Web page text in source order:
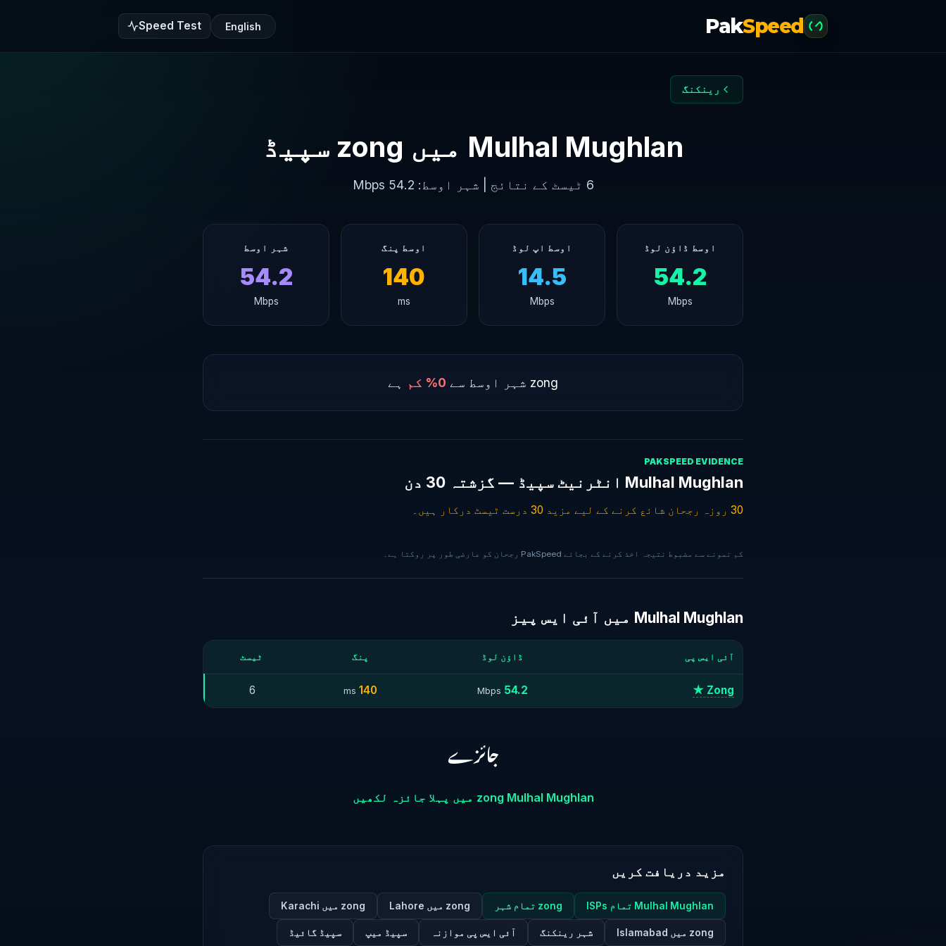
PakSpeed
Speed Test English
رینکنگ
Mulhal Mughlan میں zong سپیڈ
6 ٹیسٹ کے نتائج | شہر اوسط: 54.2 Mbps
اوسط ڈاؤن لوڈ
54.2
Mbps
اوسط اپ لوڈ
14.5
Mbps
اوسط پنگ
140
ms
شہر اوسط
54.2
Mbps
zong شہر اوسط سے 0% کم ہے
PAKSPEED EVIDENCE
Mulhal Mughlan انٹرنیٹ سپیڈ — گزشتہ 30 دن
30 روزہ رجحان شائع کرنے کے لیے مزید 30 درست ٹیسٹ درکار ہیں۔
کم نمونے سے مضبوط نتیجہ اخذ کرنے کے بجائے PakSpeed رجحان کو عارضی طور پر روکتا ہے۔
Mulhal Mughlan میں آئی ایس پیز
آئی ایس پی ڈاؤن لوڈ پنگ ٹیسٹ
Zong ★
54.2
Mbps
140
ms
6
جائزے
zong Mulhal Mughlan میں پہلا جائزہ لکھیں
مزید دریافت کریں
Mulhal Mughlan تمام ISPs zong تمام شہر zong میں Lahore zong میں Karachi
zong میں Islamabad شہر رینکنگ آئی ایس پی موازنہ سپیڈ میپ سپیڈ گائیڈ